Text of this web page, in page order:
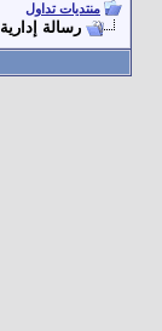
منتديات تداول
رسالة إدارية